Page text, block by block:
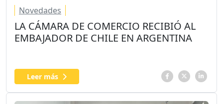
Novedades
LA CÁMARA DE COMERCIO RECIBIÓ AL
EMBAJADOR DE CHILE EN ARGENTINA
Leer más